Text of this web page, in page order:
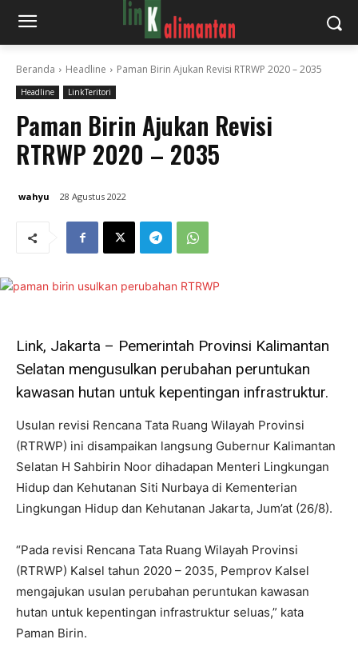
Beranda Headline Paman Birin Ajukan Revisi RTRWP 2020 – 2035
Headline LinkTeritori
Paman Birin Ajukan Revisi
RTRWP 2020 – 2035
wahyu 28 Agustus 2022
Link, Jakarta – Pemerintah Provinsi Kalimantan
Selatan mengusulkan perubahan peruntukan
kawasan hutan untuk kepentingan infrastruktur.
Usulan revisi Rencana Tata Ruang Wilayah Provinsi
(RTRWP) ini disampaikan langsung Gubernur Kalimantan
Selatan H Sahbirin Noor dihadapan Menteri Lingkungan
Hidup dan Kehutanan Siti Nurbaya di Kementerian
Lingkungan Hidup dan Kehutanan Jakarta, Jum’at (26/8).
“Pada revisi Rencana Tata Ruang Wilayah Provinsi
(RTRWP) Kalsel tahun 2020 – 2035, Pemprov Kalsel
mengajukan usulan perubahan peruntukan kawasan
hutan untuk kepentingan infrastruktur seluas,” kata
Paman Birin.